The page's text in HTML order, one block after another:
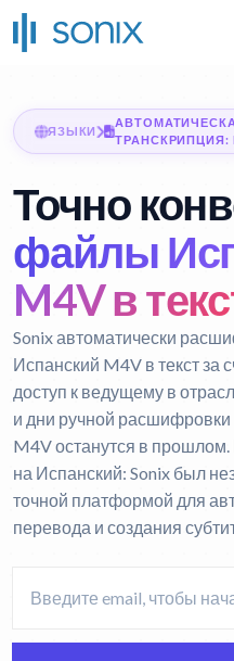
ЯЗЫКИ
ТРАНСКРИПЦИЯ:
Точно
файлы
M4V в
Sonix автоматически
Испанский M4V в текст за
доступ к ведущему в
и дни ручной
M4V останутся в прошлом.
на Испанский: Sonix был
точной платформой для
перевода и создания